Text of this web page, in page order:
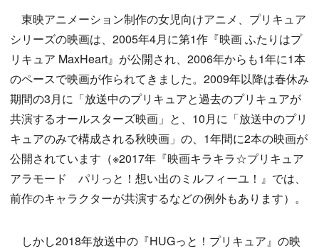
東映アニメーション制作の女児向けアニメ、プリキュア
シリーズの映画は、2005年4月に第1作『映画 ふたりはプ
リキュア MaxHeart』が公開され、2006年からも1年に1本
のペースで映画が作られてきました。2009年以降は春休み
期間の3月に「放送中のプリキュアと過去のプリキュアが
共演するオールスターズ映画」と、10月に「放送中のプリ
キュアのみで構成される秋映画」の、1年間に2本の映画が
公開されています（※2017年『映画キラキラ☆プリキュア
アラモード パリっと！想い出のミルフィーユ！』では、
前作のキャラクターが共演するなどの例外もあります）。
しかし2018年放送中の『HUGっと！プリキュア』の映